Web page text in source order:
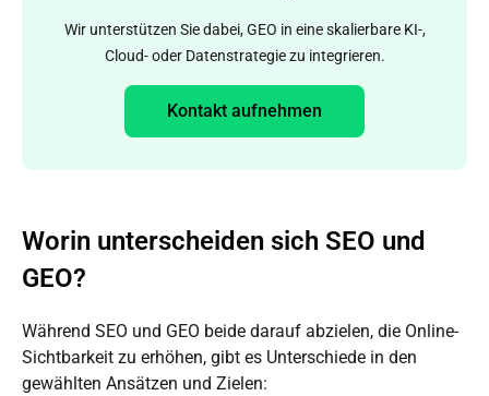
Wir unterstützen Sie dabei, GEO in eine skalierbare KI-,
Cloud- oder Datenstrategie zu integrieren.
Kontakt aufnehmen
Worin unterscheiden sich SEO und
GEO?
Während SEO und GEO beide darauf abzielen, die Online-
Sichtbarkeit zu erhöhen, gibt es Unterschiede in den
gewählten Ansätzen und Zielen: